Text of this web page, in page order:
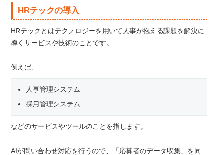
HRテックの導入
HRテックとはテクノロジーを用いて人事が抱える課題を解決に
導くサービスや技術のことです。
例えば、
人事管理システム
採用管理システム
などのサービスやツールのことを指します。
AIが問い合わせ対応を行うので、「応募者のデータ収集」を同